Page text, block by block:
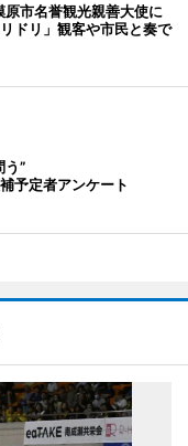
市名誉観光親善大使に
ドリ」観客や市民と奏で
う”
予定者アンケート